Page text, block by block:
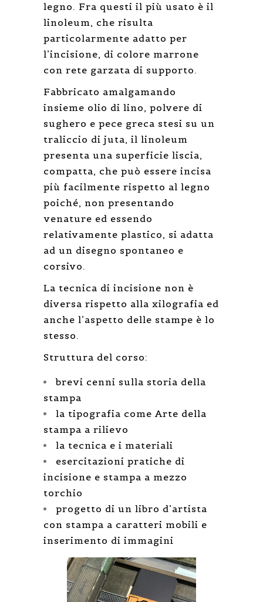
legno. Fra questi il più usato è il
linoleum, che risulta
particolarmente adatto per
l’incisione, di colore marrone
con rete garzata di supporto.
Fabbricato amalgamando
insieme olio di lino, polvere di
sughero e pece greca stesi su un
traliccio di juta, il linoleum
presenta una superficie liscia,
compatta, che può essere incisa
più facilmente rispetto al legno
poiché, non presentando
venature ed essendo
relativamente plastico, si adatta
ad un disegno spontaneo e
corsivo.
La tecnica di incisione non è
diversa rispetto alla xilografia ed
anche l’aspetto delle stampe è lo
stesso.
Struttura del corso:
brevi cenni sulla storia della
stampa
la tipografia come Arte della
stampa a rilievo
la tecnica e i materiali
esercitazioni pratiche di
incisione e stampa a mezzo
torchio
progetto di un libro d’artista
con stampa a caratteri mobili e
inserimento di immagini